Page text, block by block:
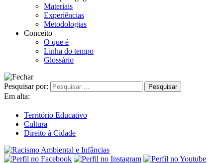
Materiais
Experiências
Metodologias
Conceito
O que é
Linha do tempo
Glossário
Pesquisar por:
Em alta:
Território Educativo
Cultura
Direito à Cidade